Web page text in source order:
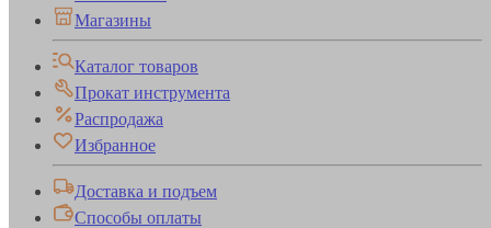
Магазины
Каталог товаров
Прокат инструмента
Распродажа
Избранное
Доставка и подъем
Способы оплаты